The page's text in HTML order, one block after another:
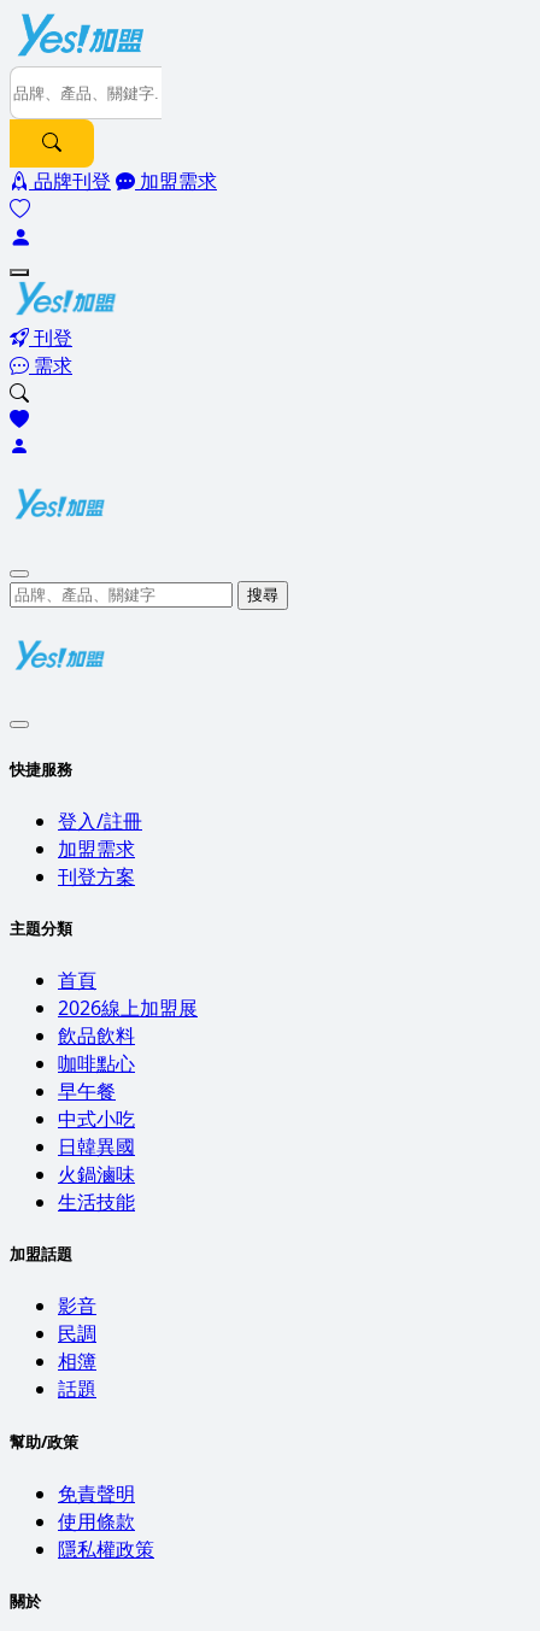
品牌刊登 加盟需求
刊登
需求
搜尋
快捷服務
登入/註冊
加盟需求
刊登方案
主題分類
首頁
2026線上加盟展
飲品飲料
咖啡點心
早午餐
中式小吃
日韓異國
火鍋滷味
生活技能
加盟話題
影音
民調
相簿
話題
幫助/政策
免責聲明
使用條款
隱私權政策
關於